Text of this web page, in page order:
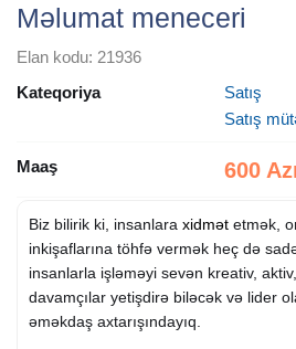
Məlumat meneceri
Elan kodu: 21936
Kateqoriya
Satış
Satış
Maaş 600
Biz bilirik ki, insanlara xidmət etmək,
inkişaflarına töhfə vermək heç də
insanlarla işləməyi sevən kreativ,
davamçılar yetişdirə biləcək və lider
əməkdaş axtarışındayıq.